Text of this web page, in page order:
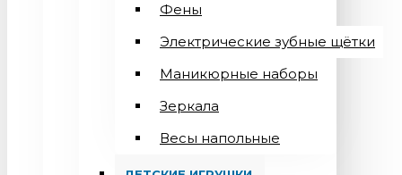
Фены
Электрические зубные щётки
Маникюрные наборы
Зеркала
Весы напольные